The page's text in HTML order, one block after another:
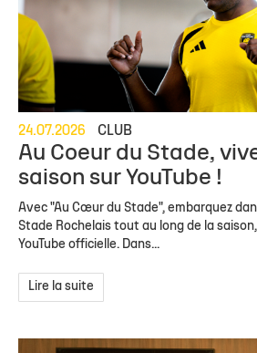
24.07.2026 CLUB
Au Coeur du Stade,
saison sur YouTube !
Avec "Au Cœur du Stade", embarquez
Stade Rochelais tout au long de la
YouTube officielle. Dans...
Lire la suite